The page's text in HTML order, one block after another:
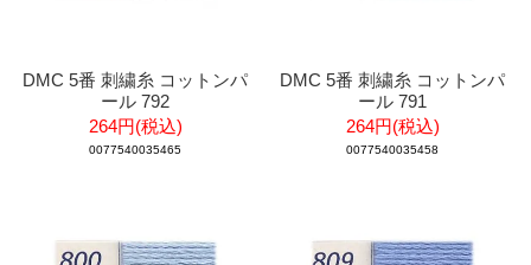
DMC 5番 刺繍糸 コットンパ
ール 792
264円(税込)
0077540035465
DMC 5番 刺繍糸 コットンパ
ール 791
264円(税込)
0077540035458